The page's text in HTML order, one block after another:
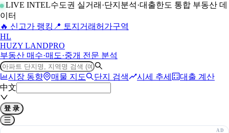
LIVE INTEL수도권 실거래·단지분석·대출한도 통합 부동산 데
이터
🔥 신고가 랭킹 📍 토지거래허가구역
HL
HUZY LANDPRO
부동산 매수·매도·중개 전문 분석
시장 동향 매물 지도 단지 검색 시세 추세
대출 계산
中文
登 录